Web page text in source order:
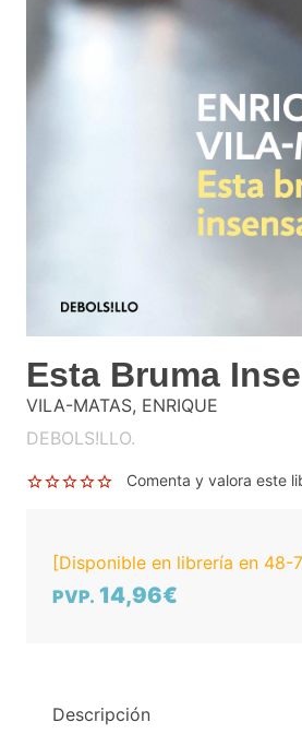
Esta Bruma
VILA-MATAS, ENRIQUE
DEBOLS!LLO.
Comenta y valora este
[Disponible en librería en 48-
PVP. 14,96€
Descripción